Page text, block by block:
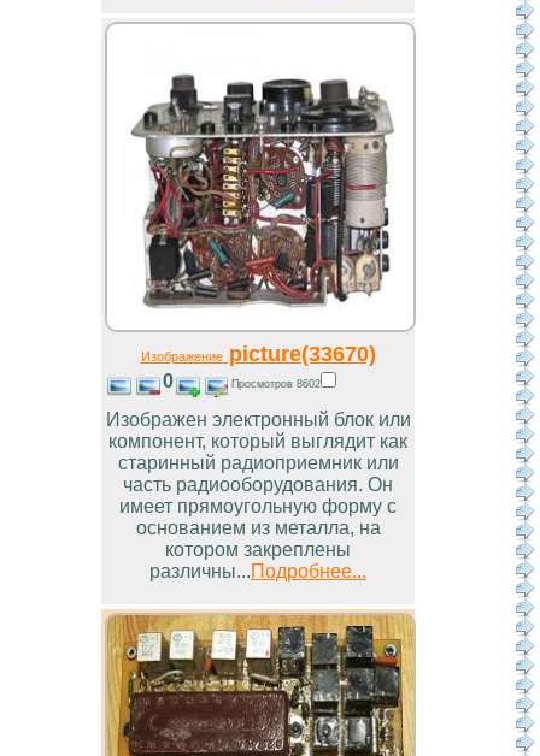
Изображениеpicture(33670)
0 Просмотров 8602
Изображен электронный блок или
компонент, который выглядит как
старинный радиоприемник или
часть радиооборудования. Он
имеет прямоугольную форму с
основанием из металла, на
котором закреплены
различны...Подробнее...